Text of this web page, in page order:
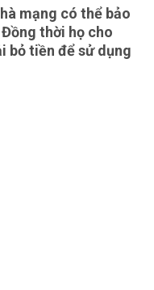
mạng có thể bảo
thời họ cho
bỏ tiền để sử dụng